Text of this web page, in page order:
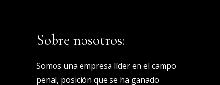
Sobre nosotros:
Somos una empresa líder en el campo
penal, posición que se ha ganado